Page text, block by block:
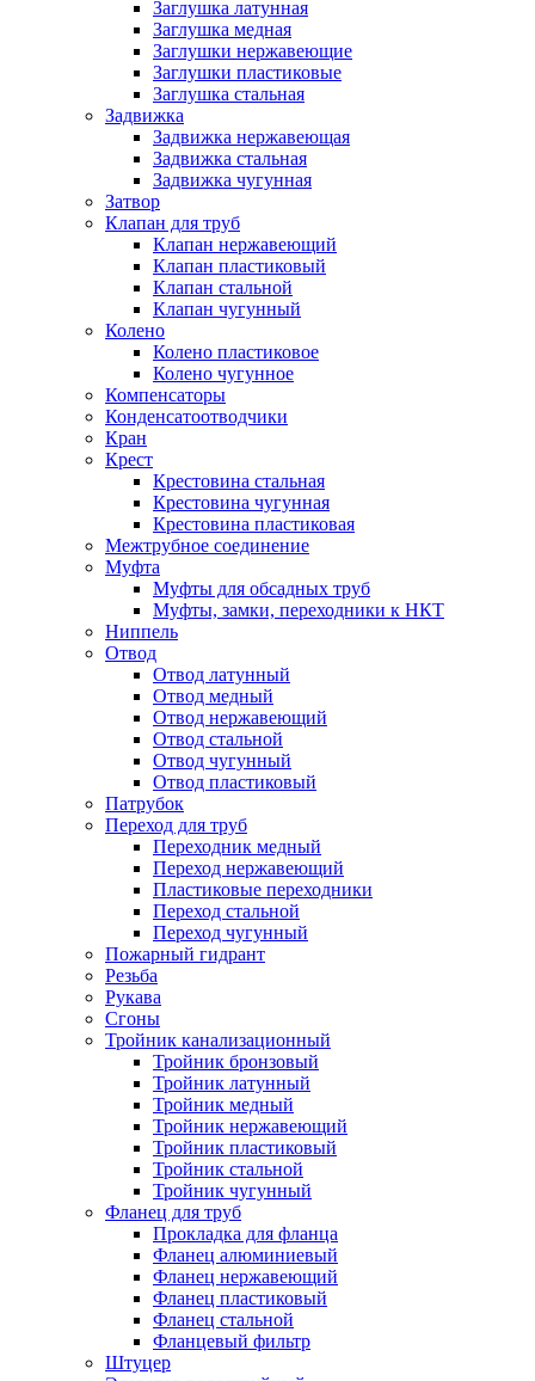
Заглушка латунная
Заглушка медная
Заглушки нержавеющие
Заглушки пластиковые
Заглушка стальная
Задвижка
Задвижка нержавеющая
Задвижка стальная
Задвижка чугунная
Затвор
Клапан для труб
Клапан нержавеющий
Клапан пластиковый
Клапан стальной
Клапан чугунный
Колено
Колено пластиковое
Колено чугунное
Компенсаторы
Конденсатоотводчики
Кран
Крест
Крестовина стальная
Крестовина чугунная
Крестовина пластиковая
Межтрубное соединение
Муфта
Муфты для обсадных труб
Муфты, замки, переходники к НКТ
Ниппель
Отвод
Отвод латунный
Отвод медный
Отвод нержавеющий
Отвод стальной
Отвод чугунный
Отвод пластиковый
Патрубок
Переход для труб
Переходник медный
Переход нержавеющий
Пластиковые переходники
Переход стальной
Переход чугунный
Пожарный гидрант
Резьба
Рукава
Сгоны
Тройник канализационный
Тройник бронзовый
Тройник латунный
Тройник медный
Тройник нержавеющий
Тройник пластиковый
Тройник стальной
Тройник чугунный
Фланец для труб
Прокладка для фланца
Фланец алюминиевый
Фланец нержавеющий
Фланец пластиковый
Фланец стальной
Фланцевый фильтр
Штуцер